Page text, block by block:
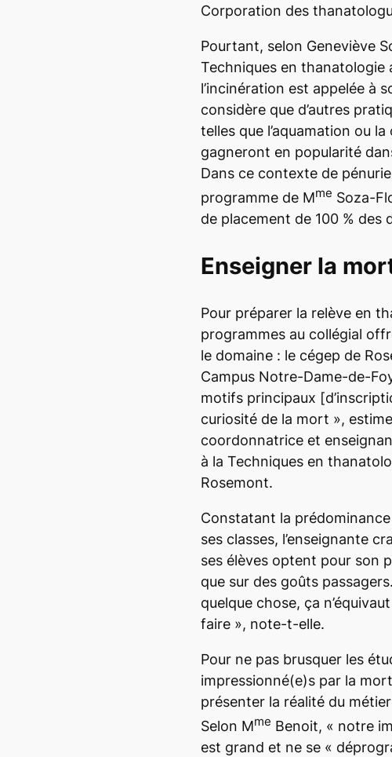
Corporation des
Pourtant, selon Geneviève
Techniques en thanatologie
l’incinération est appelée à
considère que d’autres
telles que l’aquamation ou la
gagneront en popularité
Dans ce contexte de
programme de Mme Soza-
de placement de 100 % des
Enseigner la
Pour préparer la relève en
programmes au collégial
le domaine : le cégep de
Campus Notre-Dame-de-
motifs principaux
curiosité de la mort »,
coordonnatrice et
à la Techniques en
Rosemont.
Constatant la
ses classes, l’enseignante
ses élèves optent pour son
que sur des goûts
quelque chose, ça
faire », note-t-elle.
Pour ne pas brusquer les
impressionné(e)s par la
présenter la réalité du
Selon Mme Benoit, « notre
est grand et ne se «